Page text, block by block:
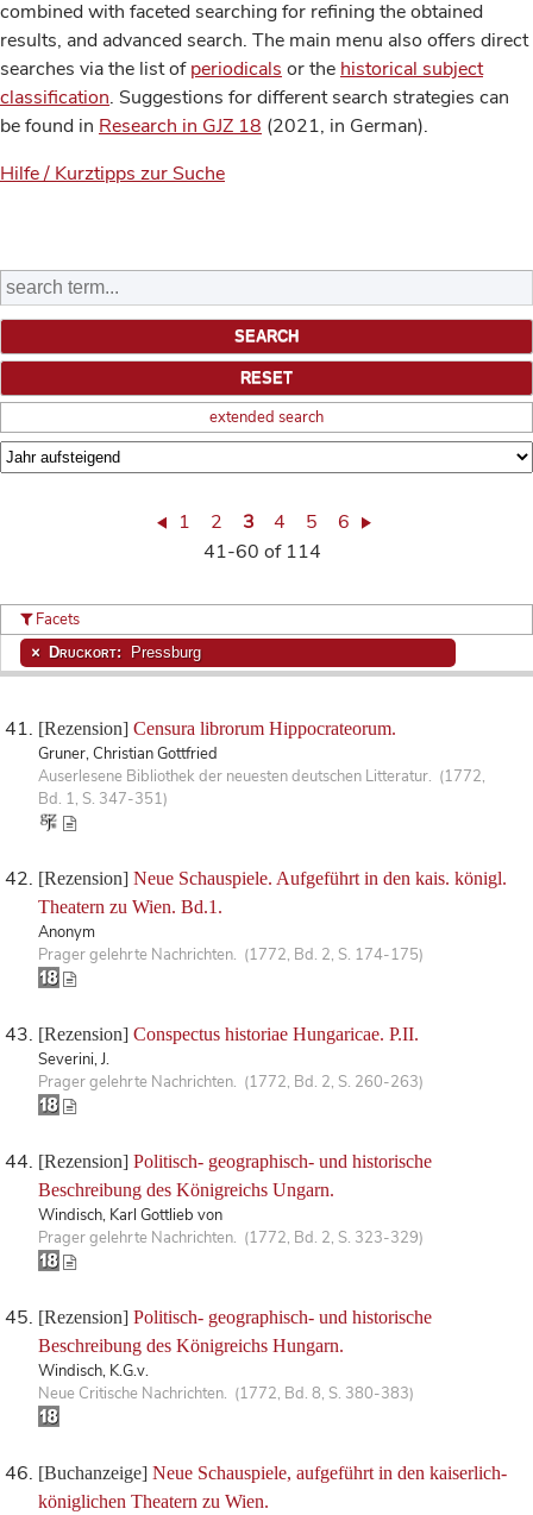
combined with faceted searching for refining the obtained
results, and advanced search. The main menu also offers direct
searches via the list ofperiodicals or the historical subject
classification. Suggestions for different search strategies can
be found in Research in GJZ 18 (2021, in German).
Hilfe / Kurztipps zur Suche
extended search
1 2 3 4 5
6
41-60 of 114
[Rezension] Censura librorum Hippocrateorum.
Gruner, Christian Gottfried
Auserlesene Bibliothek der neuesten deutschen Litteratur. (1772,
Bd. 1, S. 347-351)
[Rezension] Neue Schauspiele. Aufgeführt in den kais. königl.
Theatern zu Wien. Bd.1.
Anonym
Prager gelehrte Nachrichten. (1772, Bd. 2, S. 174-175)
[Rezension] Conspectus historiae Hungaricae. P.II.
Severini, J.
Prager gelehrte Nachrichten. (1772, Bd. 2, S. 260-263)
[Rezension] Politisch- geographisch- und historische
Beschreibung des Königreichs Ungarn.
Windisch, Karl Gottlieb von
Prager gelehrte Nachrichten. (1772, Bd. 2, S. 323-329)
[Rezension] Politisch- geographisch- und historische
Beschreibung des Königreichs Hungarn.
Windisch, K.G.v.
Neue Critische Nachrichten. (1772, Bd. 8, S. 380-383)
[Buchanzeige] Neue Schauspiele, aufgeführt in den kaiserlich-
königlichen Theatern zu Wien.
Facets
Druckort: Pressburg